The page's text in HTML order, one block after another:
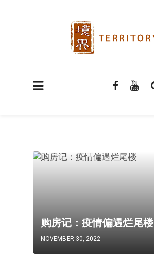
购房记：疫情偏遇烂尾楼
NOVEMBER 30, 2022